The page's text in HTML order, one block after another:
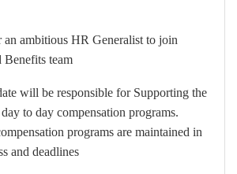
ambitious HR Generalist to join
Benefits team
will be responsible for Supporting the
to day compensation programs.
programs are maintained in
and deadlines.